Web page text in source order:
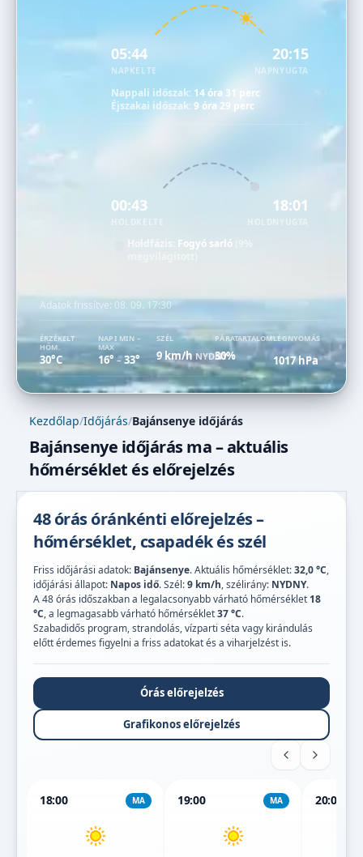
05:44
NAPKELTE
20:15
NAPNYUGTA
Nappali időszak: 14 óra 31 perc
Éjszakai időszak:9 óra 29 perc
00:43 18:01
HOLDNYUGTA
Holdfázis: Fogyó sarló
Adatok frissítve: 08. 09. 17:30
ÉRZÉKELT
HŐM.
30°C
NAPI MIN –
MAX
16° –33°
SZÉL
9 km/hNYDNY
PÁRATARTALOM
30%
LÉGNYOMÁS
1017 hPa
Kezdőlap/Időjárás/Bajánsenye időjárás
Bajánsenye időjárás ma – aktuális
hőmérséklet és előrejelzés
48 órás óránkénti előrejelzés –
hőmérséklet, csapadék és szél
Friss időjárási adatok: Bajánsenye. Aktuális hőmérséklet:32,0 °C,
időjárási állapot: Napos idő. Szél:9 km/h, szélirány: NYDNY.
A 48 órás időszakban a legalacsonyabb várható hőmérséklet 18
°C, a legmagasabb várható hőmérséklet37 °C.
Szabadidős program, strandolás, vízparti séta vagy kirándulás
előtt érdemes figyelni a friss adatokat és a viharjelzést is.
Órás előrejelzés
Grafikonos előrejelzés
18:00 MA 19:00 MA 20:00